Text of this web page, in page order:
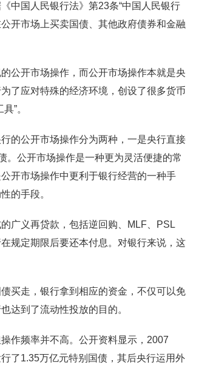
中国人民银行法》第23条“中国人民银行
开市场上买卖国债、其他政府债券和金融
公开市场操作，而公开市场操作本就是央
了应对特殊的经济环境，创设了很多货币
”。
的公开市场操作分为两种，一是央行直接
。公开市场操作是一种更为灵活便捷的常
开市场操作中更利于银行经营的一种手
的手段。
广义再贷款，包括逆回购、MLF、PSL
规定期限后要还本付息。对银行来说，这
买走，银行拿到相应的资金，不仅可以免
达到了流动性投放的目的。
作频率并不高。公开资料显示，2007
了1.35万亿元特别国债，其后央行运用外